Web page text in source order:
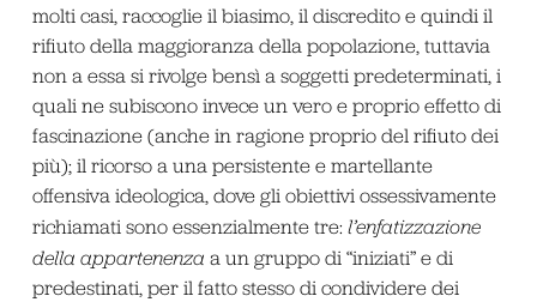
molti casi, raccoglie il biasimo, il discredito e quindi il
rifiuto della maggioranza della popolazione, tuttavia
non a essa si rivolge bensì a soggetti predeterminati, i
quali ne subiscono invece un vero e proprio effetto di
fascinazione (anche in ragione proprio del rifiuto dei
più); il ricorso a una persistente e martellante
offensiva ideologica, dove gli obiettivi ossessivamente
richiamati sono essenzialmente tre: l’enfatizzazione
della appartenenza a un gruppo di “iniziati” e di
predestinati, per il fatto stesso di condividere dei